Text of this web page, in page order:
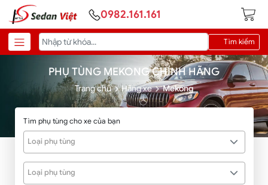
0982.161.161
Tìm kiếm
PHỤ TÙNG MEKONG CHÍNH HÃNG
Trang chủ Hãng xe Mekong
Tìm phụ tùng cho xe của bạn
Loại phụ tùng
Loại phụ tùng